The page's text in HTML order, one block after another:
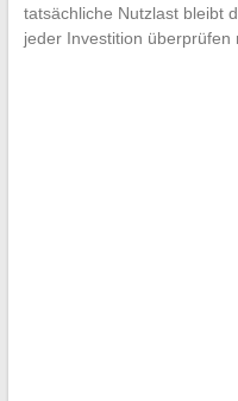
tatsächliche Nutzlast bleibt
jeder Investition überprüfen